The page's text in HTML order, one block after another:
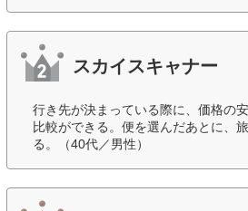
スカイスキャナー
行き先が決まっている際に、価格の
比較ができる。便を選んだあとに、
る。（40代／男性）